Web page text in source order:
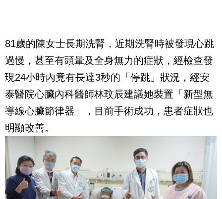
81歲的陳女士長期洗腎，近期洗腎時被發現心跳
過慢，甚至有頭暈及全身無力的症狀，經檢查發
現24小時內竟有長達3秒的「停跳」狀況，經安
泰醫院心臟內科醫師林玟辰建議她裝置「新型無
導線心臟節律器」，目前手術成功，患者症狀也
明顯改善。